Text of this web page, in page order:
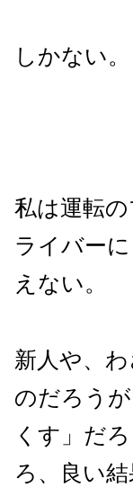
しかない。
私は運転
ライバー
えない。
新人や、
のだろう
くす」だ
ろ、良い結